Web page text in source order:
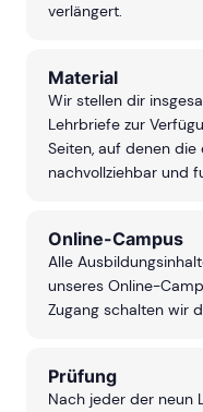
verlängert.
Material
Wir stellen dir
Lehrbriefe zur
Seiten, auf denen die
nachvollziehbar und
Online-Campus
Alle
unseres Online-
Zugang schalten wir
Prüfung
Nach jeder der neun